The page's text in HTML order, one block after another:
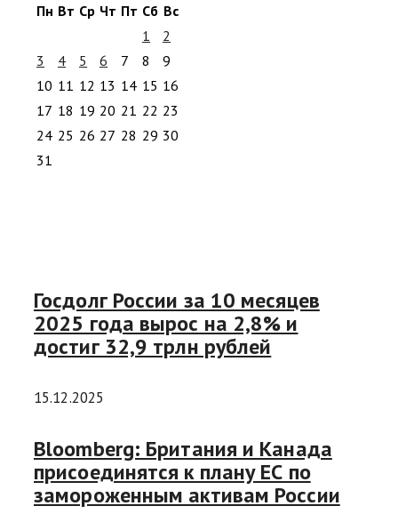
Пн Вт Ср Чт Пт Сб Вс
1
2
3
4 5 6 7 8
9
10 11 12 13 14 15 16
17 18 19 20 21 22 23
24 25 26 27 28 29 30
31
Госдолг России за 10 месяцев
2025 года вырос на 2,8% и
достиг 32,9 трлн рублей
15.12.2025
Bloomberg: Британия и Канада
присоединятся к плану ЕС по
замороженным активам России